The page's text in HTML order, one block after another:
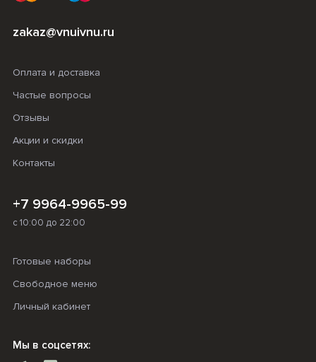
zakaz@vnuivnu.ru
Оплата и доставка
Частые вопросы
Отзывы
Акции и скидки
Контакты
+7 9964-9965-99
с 10:00 до 22:00
Готовые наборы
Свободное меню
Личный кабинет
Мы в соцсетях: